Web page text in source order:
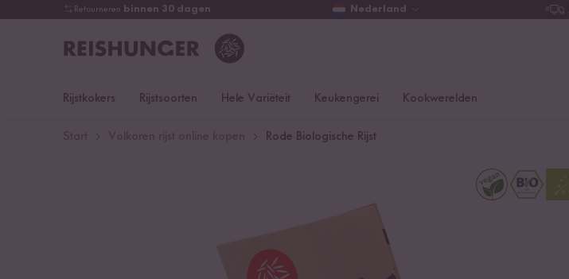
Retourneren binnen 30 dagen Nederland
Rijstkokers Rijstsoorten Hele Variëteit Keukengerei Kookwerelden
Rode Biologische Rijst